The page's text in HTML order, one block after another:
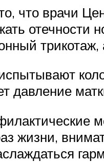
что врачи
отечности
давление
жизни,